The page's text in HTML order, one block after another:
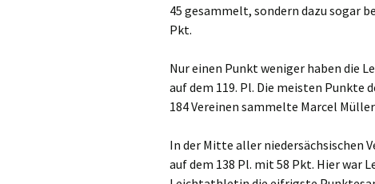
45 gesammelt, sondern dazu sogar
Pkt.
Nur einen Punkt weniger haben die
auf dem 119. Pl. Die meisten Punkte
184 Vereinen sammelte Marcel
In der Mitte aller niedersächsischen
auf dem 138 Pl. mit 58 Pkt. Hier war